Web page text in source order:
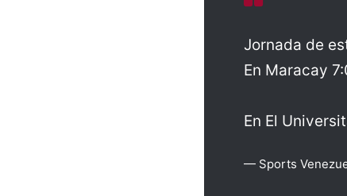
Jornada de
En Maracay
En El
— Sports